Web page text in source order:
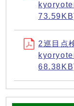
2巡目点